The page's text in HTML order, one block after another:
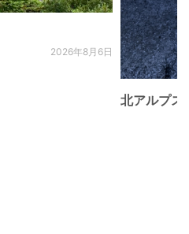
2026年8月6日
北アルプ